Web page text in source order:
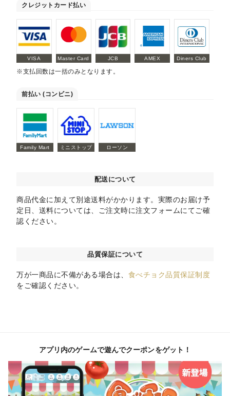
クレジットカード払い
VISA Master Card JCB AMEX Diners Club
※支払回数は一括のみとなります。
前払い (コンビニ)
Family Mart ミニストップ ローソン
配送について
商品代金に加えて別途送料がかかります。実際のお届け予
定日、送料については、ご注文時に注文フォームにてご確
認ください。
品質保証について
万が一商品に不備がある場合は、 食べチョク品質保証制度
をご確認ください。
アプリ内のゲームで遊んでクーポンをゲット！